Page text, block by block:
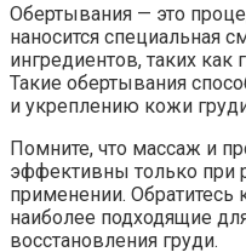
Обертывания — это
наносится специальная
ингредиентов, таких как
Такие обертывания
и укреплению кожи
Помните, что массаж и
эффективны только при
применении. Обратитесь
наиболее подходящие
восстановления груди.